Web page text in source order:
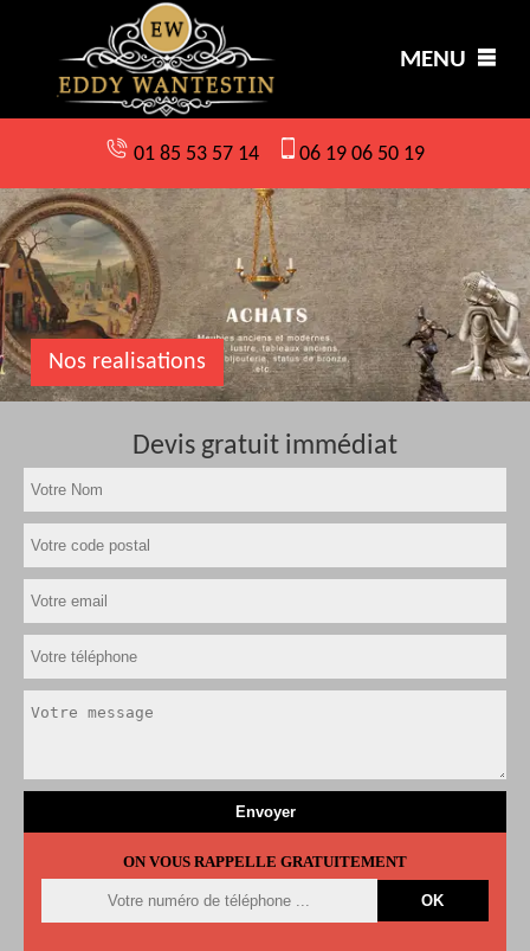
MENU
01 85 53 57 14 06 19 06 50 19
Nos realisations
Devis gratuit immédiat
ON VOUS RAPPELLE GRATUITEMENT